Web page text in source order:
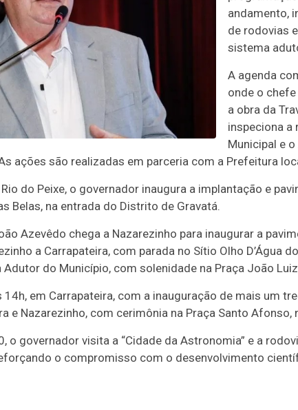
andamento,
de rodovias
sistema
A agenda
onde o
a obra da
inspeciona a
Municipal e
ações são realizadas em parceria com a Prefeitura
do Peixe, o governador inaugura a implantação e
Belas, na entrada do Distrito de Gravatá.
Azevêdo chega a Nazarezinho para inaugurar a
a Carrapateira, com parada no Sítio Olho D’Água
do Município, com solenidade na Praça João
em Carrapateira, com a inauguração de mais um
e Nazarezinho, com cerimônia na Praça Santo Afonso,
o governador visita a “Cidade da Astronomia” e a
o compromisso com o desenvolvimento